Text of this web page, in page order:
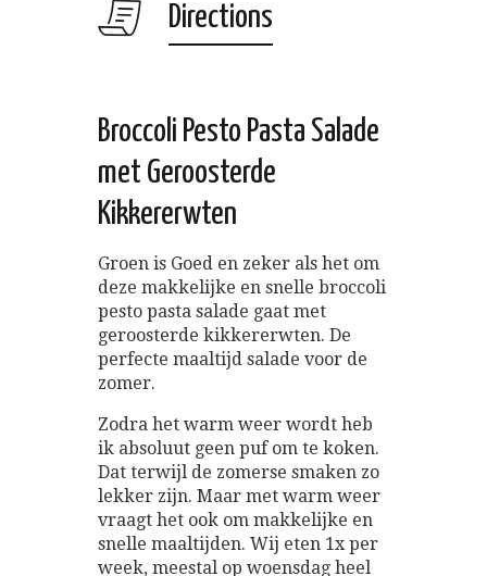
Directions
Broccoli Pesto Pasta Salade
met Geroosterde
Kikkererwten
Groen is Goed en zeker als het om
deze makkelijke en snelle broccoli
pesto pasta salade gaat met
geroosterde kikkererwten. De
perfecte maaltijd salade voor de
zomer.
Zodra het warm weer wordt heb
ik absoluut geen puf om te koken.
Dat terwijl de zomerse smaken zo
lekker zijn. Maar met warm weer
vraagt het ook om makkelijke en
snelle maaltijden. Wij eten 1x per
week, meestal op woensdag heel